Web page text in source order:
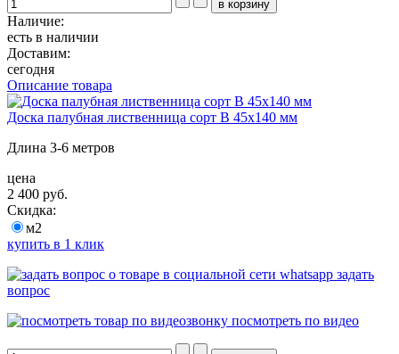
Наличие:
есть в наличии
Доставим:
сегодня
Описание товара
Доска палубная лиственница сорт В 45х140 мм
Длина 3-6 метров
цена
2 400 руб.
Скидка:
м2
купить в 1 клик
задать
вопрос
посмотреть по видео